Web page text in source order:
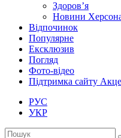
Здоров’я
Новини
Відпочинок
Популярне
Ексклюзив
Погляд
Фото-відео
Підтримка сайту
РУС
УКР